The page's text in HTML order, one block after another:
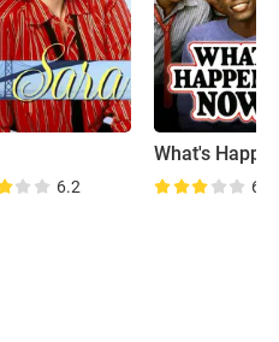
6.2 6.2